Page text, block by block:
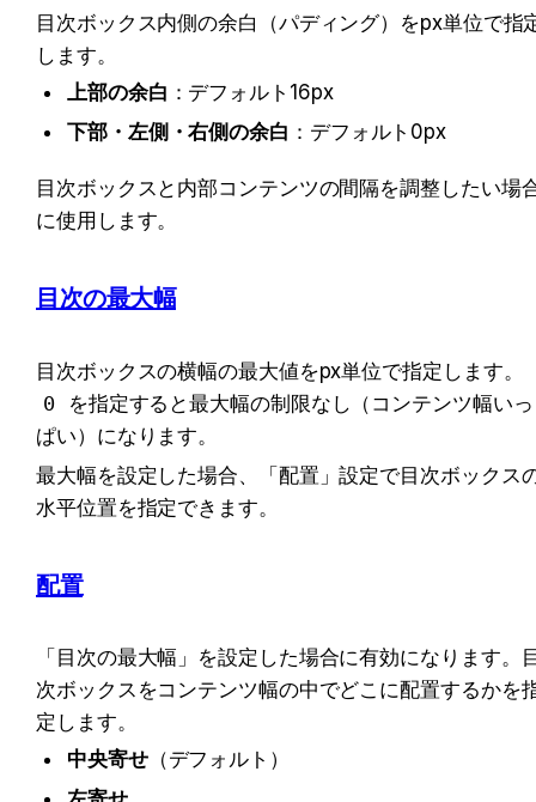
目次ボックス内側の余白（パディング）をpx単位で指
します。
上部の余白 ：デフォルト16px
下部・左側・右側の余白 ：デフォルト0px
目次ボックスと内部コンテンツの間隔を調整したい場
に使用します。
目次の最大幅
目次ボックスの横幅の最大値をpx単位で指定します。
0
を指定すると最大幅の制限なし（コンテンツ幅いっ
ぱい）になります。
最大幅を設定した場合、「配置」設定で目次ボックス
水平位置を指定できます。
配置
「目次の最大幅」を設定した場合に有効になります。
次ボックスをコンテンツ幅の中でどこに配置するかを
定します。
中央寄せ（デフォルト）